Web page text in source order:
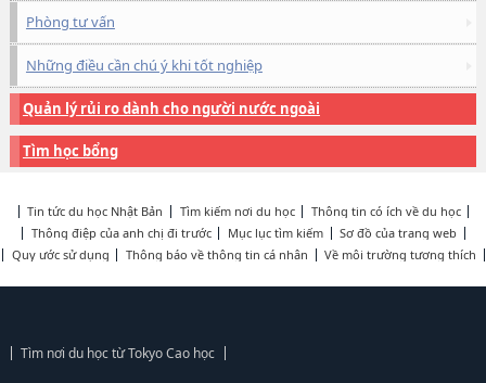
Phòng tư vấn
Những điều cần chú ý khi tốt nghiệp
Quản lý rủi ro dành cho người nước ngoài
Tìm học bổng
Tin tức du học Nhật Bản Tìm kiếm nơi du học
Thông tin có ích về du học
Thông điệp của anh chị đi trước
Mục lục tìm kiếm
Sơ đồ của trang web
Quy ước sử dụng
Thông báo về thông tin cá nhân Về môi trường tương thích
Tìm nơi du học từ Tokyo Cao học